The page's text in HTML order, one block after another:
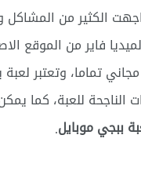
الكثير من
فاير من الموقع
تماما، وتعتبر
الناجحة للعبة، كما
ببجي موبايل.